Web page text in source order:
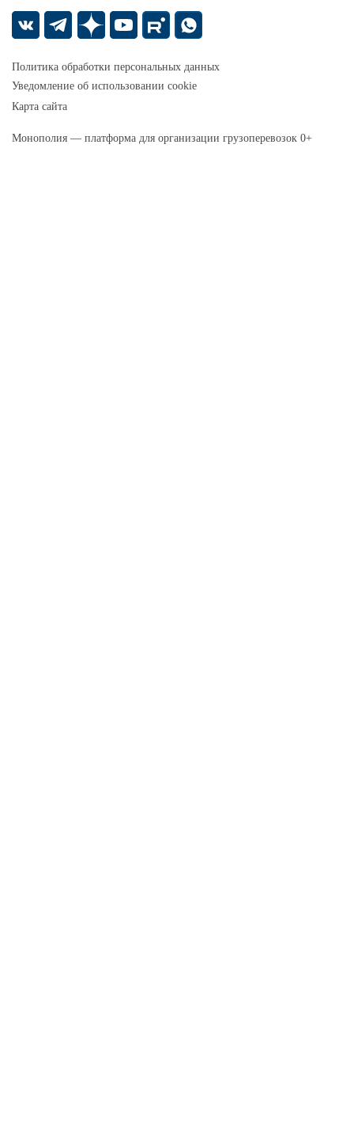
Политика обработки персональных данных
Уведомление об использовании cookie
Карта сайта
Монополия — платформа для организации грузоперевозок 0+